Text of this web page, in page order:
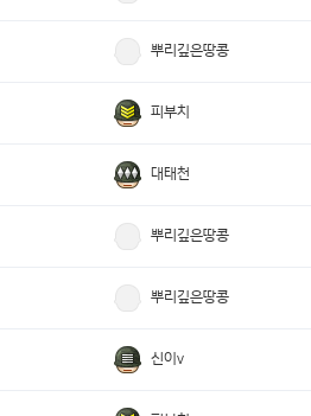
뿌리깊은땅콩
피부치
대태천
뿌리깊은땅콩
뿌리깊은땅콩
신이v